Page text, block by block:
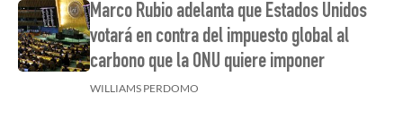
Marco Rubio adelanta que Estados Unidos
votará en contra del impuesto global al
carbono que la ONU quiere imponer
WILLIAMS PERDOMO